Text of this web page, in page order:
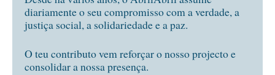
diariamente o seu compromisso com a verdade, a
justiça social, a solidariedade e a paz.
O teu contributo vem reforçar o nosso projecto e
consolidar a nossa presença.